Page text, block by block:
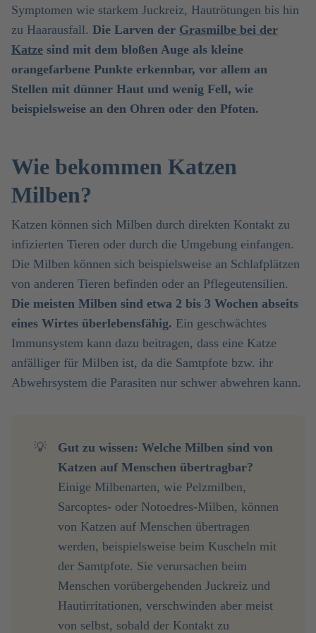
Symptomen wie starkem Juckreiz, Hautrötungen bis hin
zu Haarausfall. Die Larven der Grasmilbe bei der
Katze sind mit dem bloßen Auge als kleine
orangefarbene Punkte erkennbar, vor allem an
Stellen mit dünner Haut und wenig Fell, wie
beispielsweise an den Ohren oder den Pfoten.
Wie bekommen Katzen
Milben?
Katzen können sich Milben durch direkten Kontakt zu
infizierten Tieren oder durch die Umgebung einfangen.
Die Milben können sich beispielsweise an Schlafplätzen
von anderen Tieren befinden oder an Pflegeutensilien.
Die meisten Milben sind etwa 2 bis 3 Wochen abseits
eines Wirtes überlebensfähig. Ein geschwächtes
Immunsystem kann dazu beitragen, dass eine Katze
anfälliger für Milben ist, da die Samtpfote bzw. ihr
Abwehrsystem die Parasiten nur schwer abwehren kann.
💡
Gut zu wissen: Welche Milben sind von
Einige Milbenarten, wie Pelzmilben,
Sarcoptes- oder Notoedres-Milben, können
von Katzen auf Menschen übertragen
werden, beispielsweise beim Kuscheln mit
der Samtpfote. Sie verursachen beim
Menschen vorübergehenden Juckreiz und
Hautirritationen, verschwinden aber meist
von selbst, sobald der Kontakt zu